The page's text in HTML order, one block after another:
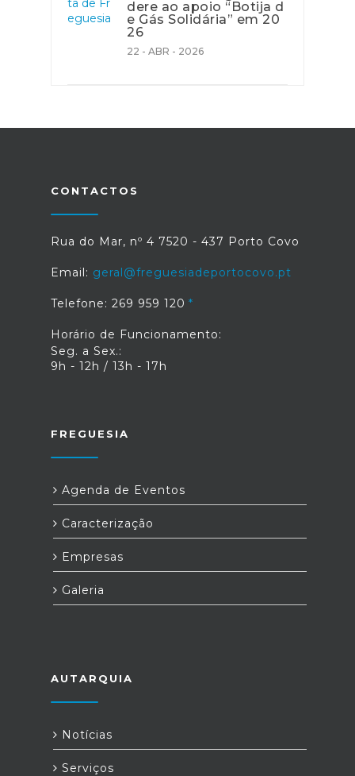
dere ao apoio “Botija d
e Gás Solidária” em 20
26
22 - ABR - 2026
CONTACTOS
Rua do Mar, nº 4 7520 - 437 Porto Covo
Email: geral@freguesiadeportocovo.pt
Telefone: 269 959 120
Horário de Funcionamento:
Seg. a Sex.:
9h - 12h / 13h - 17h
FREGUESIA
Agenda de Eventos
Caracterização
Empresas
Galeria
AUTARQUIA
Notícias
Serviços